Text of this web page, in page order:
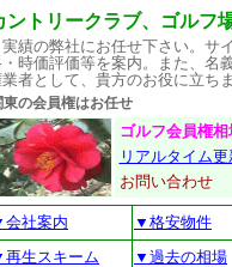
ントリークラブ、ゴルフ
績の弊社にお任せ下さい。サ
時価評価等を案内。また、名
者として、貴方のお役に立ちま
県、関東の会員権はお任せ
ゴルフ会員権相
リアルタイム更
お問い合わ
社案内 ▼格安物件
生スキーム ▼過去の相場